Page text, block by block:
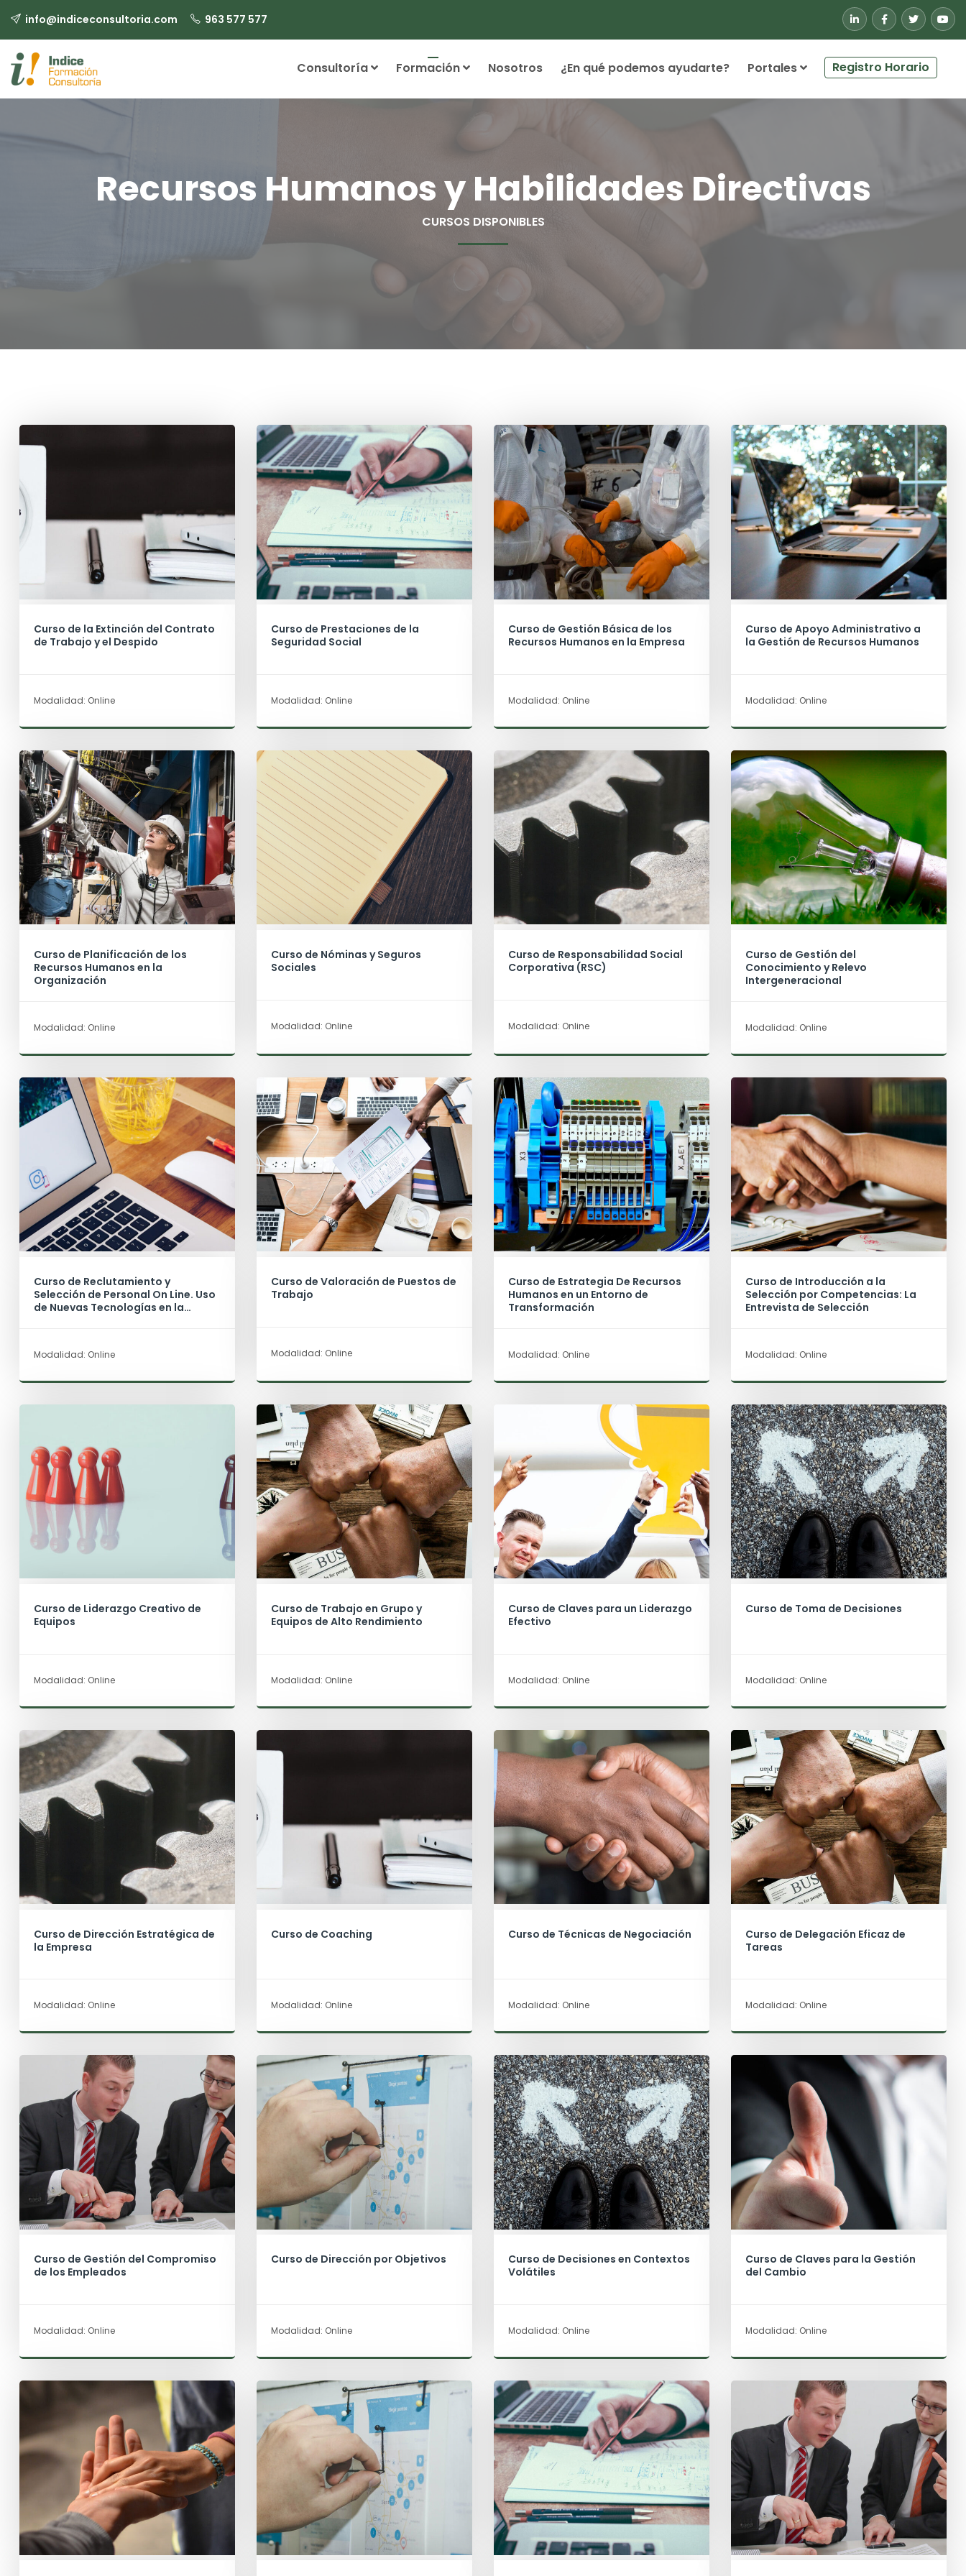
info@indiceconsultoria.com 963 577 577
Consultoría Formación Nosotros ¿En qué podemos ayudarte? Portales Registro Horario
Recursos Humanos y Habilidades Directivas
CURSOS DISPONIBLES
Curso de la Extinción del Contrato
de Trabajo y el Despido
Modalidad: Online
Curso de Prestaciones de la
Seguridad Social
Modalidad: Online
Curso de Gestión Básica de los
Recursos Humanos en la Empresa
Modalidad: Online
Curso de Apoyo Administrativo a
la Gestión de Recursos Humanos
Modalidad: Online
Curso de Planificación de los
Recursos Humanos en la
Organización
Modalidad: Online
Curso de Nóminas y Seguros
Sociales
Modalidad: Online
Curso de Responsabilidad Social
Corporativa (RSC)
Modalidad: Online
Curso de Gestión del
Conocimiento y Relevo
Intergeneracional
Modalidad: Online
Curso de Reclutamiento y
Selección de Personal On Line. Uso
de Nuevas Tecnologías en la
Modalidad: Online
Curso de Valoración de Puestos de
Trabajo
Modalidad: Online
Curso de Estrategia De Recursos
Humanos en un Entorno de
Transformación
Modalidad: Online
Curso de Introducción a la
Selección por Competencias: La
Entrevista de Selección
Modalidad: Online
Curso de Liderazgo Creativo de
Equipos
Modalidad: Online
Curso de Trabajo en Grupo y
Equipos de Alto Rendimiento
Modalidad: Online
Curso de Claves para un Liderazgo
Efectivo
Modalidad: Online
Curso de Toma de Decisiones
Modalidad: Online
Curso de Dirección Estratégica de
la Empresa
Modalidad: Online
Curso de Coaching
Modalidad: Online
Curso de Técnicas de Negociación
Modalidad: Online
Curso de Delegación Eficaz de
Tareas
Modalidad: Online
Curso de Gestión del Compromiso
de los Empleados
Modalidad: Online
Curso de Dirección por Objetivos
Modalidad: Online
Curso de Decisiones en Contextos
Volátiles
Modalidad: Online
Curso de Claves para la Gestión
del Cambio
Modalidad: Online